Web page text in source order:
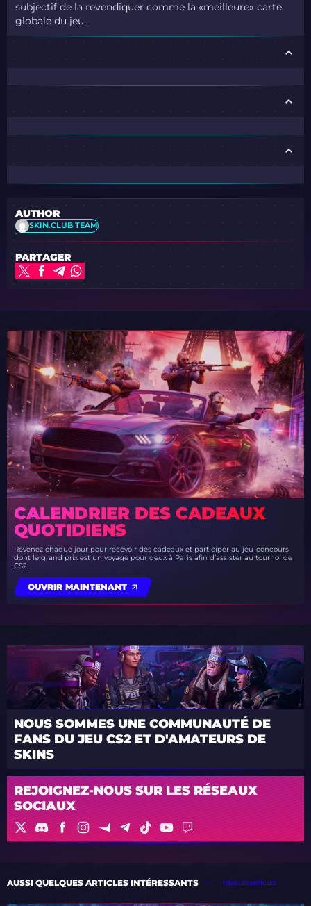
subjectif de la revendiquer comme la «meilleure» carte
globale du jeu.
AUTHOR
SKIN.CLUB TEAM
PARTAGER
CALENDRIER DES CADEAUX
QUOTIDIENS
Revenez chaque jour pour recevoir des cadeaux et participer au jeu-concours
dont le grand prix est un voyage pour deux à Paris afin d’assister au tournoi de
CS2.
OUVRIR MAINTENANT
NOUS SOMMES UNE COMMUNAUTÉ DE
FANS DU JEU CS2 ET D'AMATEURS DE
SKINS
REJOIGNEZ-NOUS SUR LES RÉSEAUX
SOCIAUX
AUSSI QUELQUES ARTICLES INTÉRESSANTS TOUS LES ARTICLES